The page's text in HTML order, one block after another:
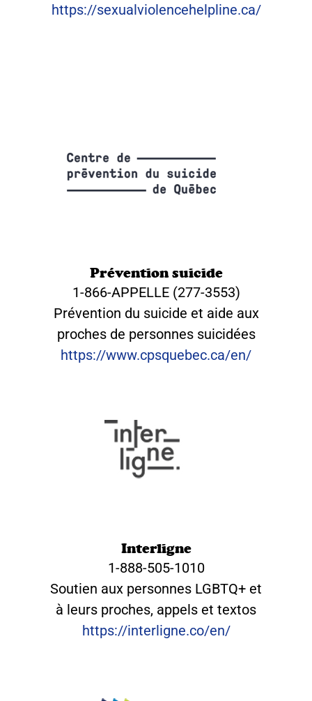
https://sexualviolencehelpline.ca/
Prévention suicide
1-866-APPELLE (277-3553)
Prévention du suicide et aide aux
proches de personnes suicidées
https://www.cpsquebec.ca/en/
Interligne
1-888-505-1010
Soutien aux personnes LGBTQ+ et
à leurs proches, appels et textos
https://interligne.co/en/